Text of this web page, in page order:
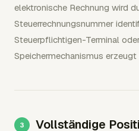
elektronische Rechnung wird
Steuerrechnungsnummer
Steuerpflichtigen-Terminal
Speichermechanismus
Vollständige